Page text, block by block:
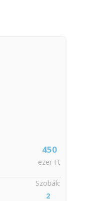
450
ezer Ft
Szobák:
2